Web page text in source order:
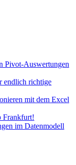
Pivot-Auswertungen
endlich richtige
mit dem Excel
Frankfurt!
im Datenmodell